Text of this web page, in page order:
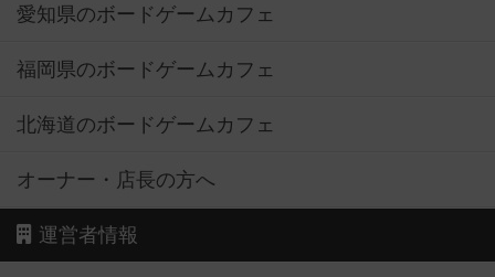
愛知県のボードゲームカフェ
福岡県のボードゲームカフェ
北海道のボードゲームカフェ
オーナー・店長の方へ
運営者情報